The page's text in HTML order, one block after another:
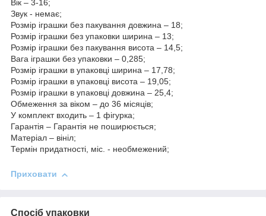
Вік – 3-16;
Звук - немає;
Розмір іграшки без пакування довжина – 18;
Розмір іграшки без упаковки ширина – 13;
Розмір іграшки без пакування висота – 14,5;
Вага іграшки без упаковки – 0,285;
Розмір іграшки в упаковці ширина – 17,78;
Розмір іграшки в упаковці висота – 19,05;
Розмір іграшки в упаковці довжина – 25,4;
Обмеження за віком – до 36 місяців;
У комплект входить – 1 фігурка;
Гарантія – Гарантія не поширюється;
Матеріал – вініл;
Термін придатності, міс. - необмежений;
Приховати
Спосіб упаковки